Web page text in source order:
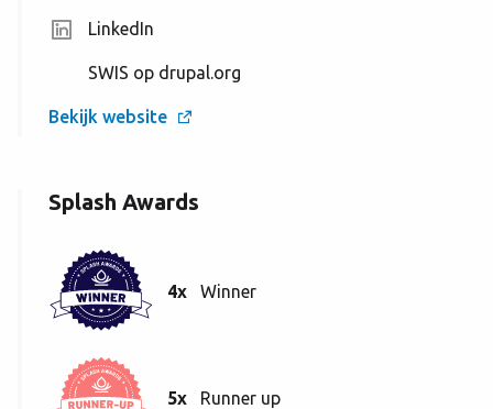
LinkedIn
SWIS op drupal.org
Bekijk website
Splash Awards
4x Winner
5x Runner up